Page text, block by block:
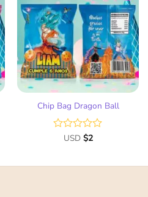
a la
lista
de
deseos
Chip Bag Dragon Ball
Valorado
de
USD $2